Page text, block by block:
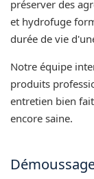
préserver des
et hydrofuge
durée de vie
Notre équipe
produits
entretien bien
encore saine.